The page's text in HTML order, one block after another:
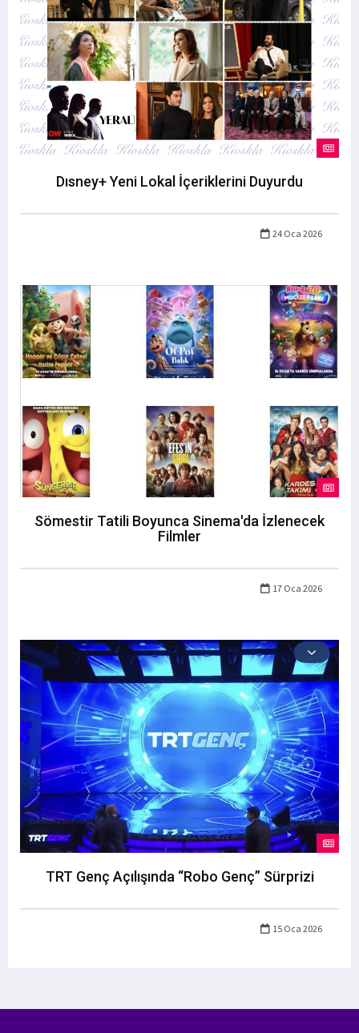
Dısney+ Yeni Lokal İçeriklerini Duyurdu
24 Oca 2026
Sömestir Tatili Boyunca Sinema'da İzlenecek
Filmler
17 Oca 2026
TRT Genç Açılışında “Robo Genç” Sürprizi
15 Oca 2026